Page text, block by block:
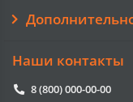
Наши контакты
8 (800) 000-00-00